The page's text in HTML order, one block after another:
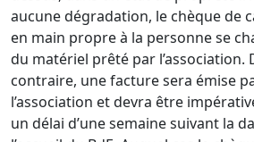
aucune dégradation, le chèque de
en main propre à la personne se
du matériel prêté par l’association.
contraire, une facture sera émise
l’association et devra être
un délai d’une semaine suivant la